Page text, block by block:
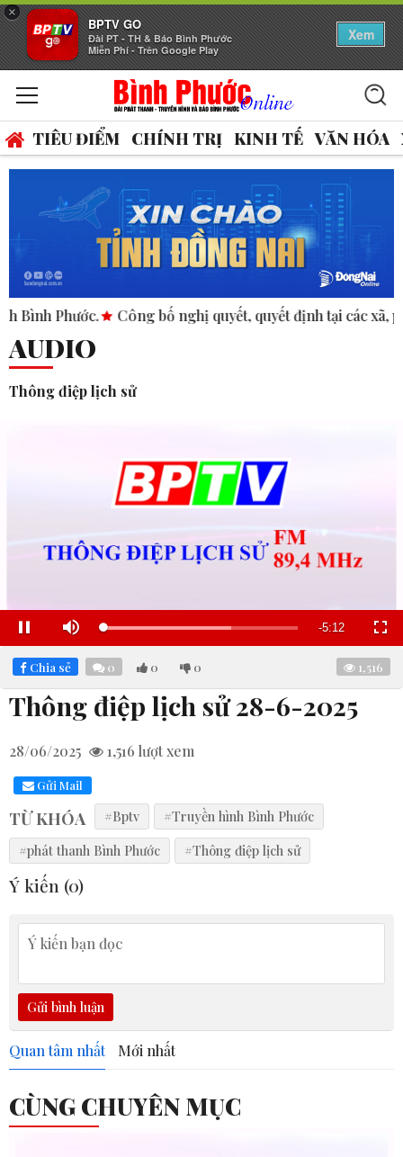
×
BPTV GO
Đài PT - TH & Báo Bình Phước
Miễn Phí - Trên Google Play
Xem
TIÊU ĐIỂM CHÍNH TRỊ KINH TẾ VĂN HÓA
Công bố nghị quyết, quyết định tại các xã, phường.
AUDIO
Thông điệp lịch sử
Pause Mute Loaded:
65.86%
Remaining
Time
-5:11
Chia sẻ 0 0 0 1,516
Thông điệp lịch sử 28-6-2025
28/06/2025 1,516 lượt xem
Gửi Mail
TỪ KHÓA #Bptv
#Truyền hình Bình Phước
#phát thanh Bình Phước
#Thông điệp lịch sử
Ý kiến (0)
Gửi bình luận
Quan tâm nhất Mới nhất
CÙNG CHUYÊN MỤC